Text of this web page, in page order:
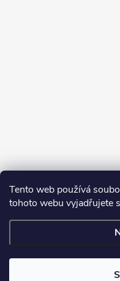
Tento web používá
tohoto webu vyjadřujete
Sledovat na
práva